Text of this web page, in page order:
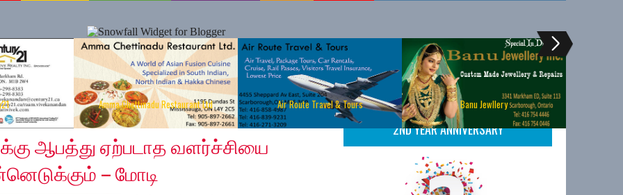
Amma Chettinadu Restaurant Ltd Air Route Travel & Tours Banu Jewllery
2020
ஆபத்து ஏற்படாத வளர்ச்சியை
– மோடி
2ND YEAR ANNIVERSARY